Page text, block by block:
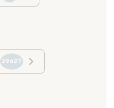
29627